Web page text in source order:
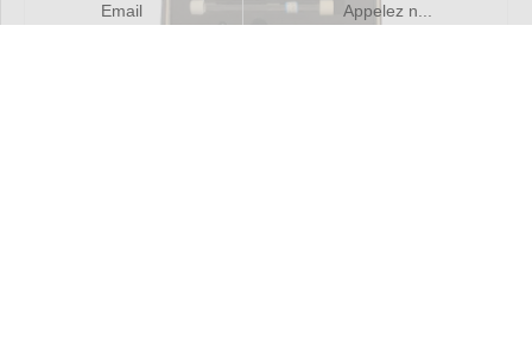
Email Appelez n...